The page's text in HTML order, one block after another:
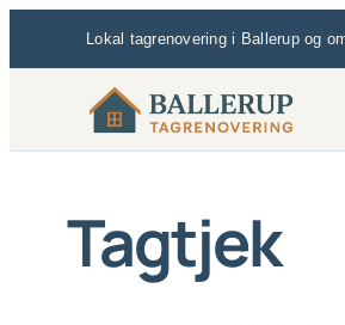
Lokal tagrenovering i Ballerup og
Tagtjek